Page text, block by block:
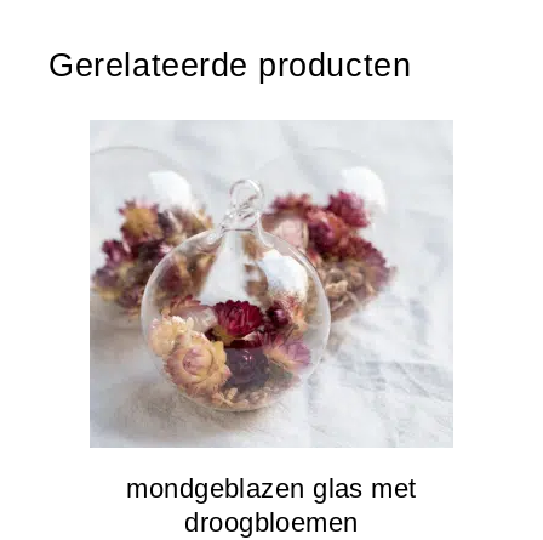
Gerelateerde producten
mondgeblazen glas met
droogbloemen